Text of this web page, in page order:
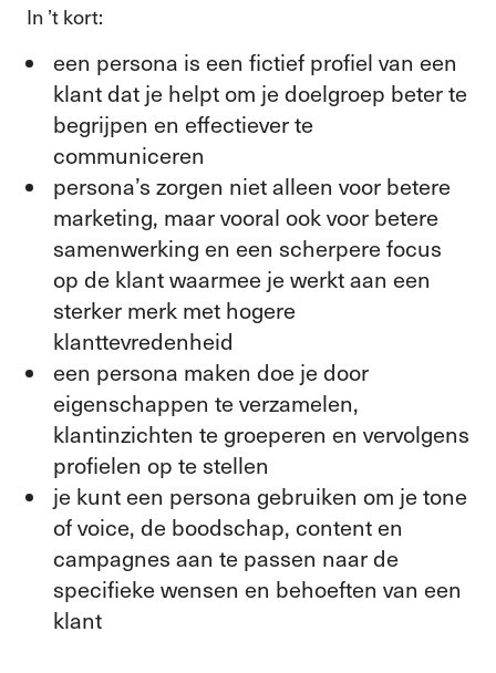
In ’t kort:
een persona is een fictief profiel van een
klant dat je helpt om je doelgroep beter te
begrijpen en effectiever te
communiceren
persona’s zorgen niet alleen voor betere
marketing, maar vooral ook voor betere
samenwerking en een scherpere focus
op de klant waarmee je werkt aan een
sterker merk met hogere
klanttevredenheid
een persona maken doe je door
eigenschappen te verzamelen,
klantinzichten te groeperen en vervolgens
profielen op te stellen
je kunt een persona gebruiken om je tone
of voice, de boodschap, content en
campagnes aan te passen naar de
specifieke wensen en behoeften van een
klant